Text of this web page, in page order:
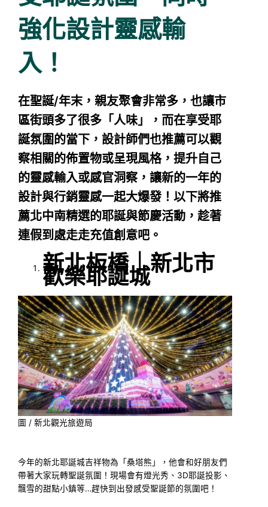
強化設計靈感輸
入！
在聖誕/年末，親友聚會非常多，也讓市
區街頭多了很多「人味」，而在享受耶
誕氛圍的當下，設計師們也推薦可以觀
察相關的佈置物或呈現風格，提升自己
的靈感輸入或感官洞察，讓新的一年的
設計與行銷靈感一起大爆發！以下將推
薦北中南精選的耶誕與節慶活動，趁著
連假到處走走充值創意吧。
新北板橋｜新北市
歡樂耶誕城
圖 / 新北觀光旅遊局
今年的新北耶誕城吉祥物為「桑塔熊」，他會和好朋友們
帶著大家玩轉聖誕氛圍！現場會有燈光秀、3D耶誕投影、
飄雪的甜點小鎮等…趕快到出發感受聖誕節的氛圍吧！